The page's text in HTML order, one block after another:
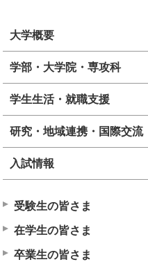
大学概要
学部・大学院・専攻科
学生生活・就職支援
研究・地域連携・国際交流
入試情報
受験生の皆さま
在学生の皆さま
卒業生の皆さま